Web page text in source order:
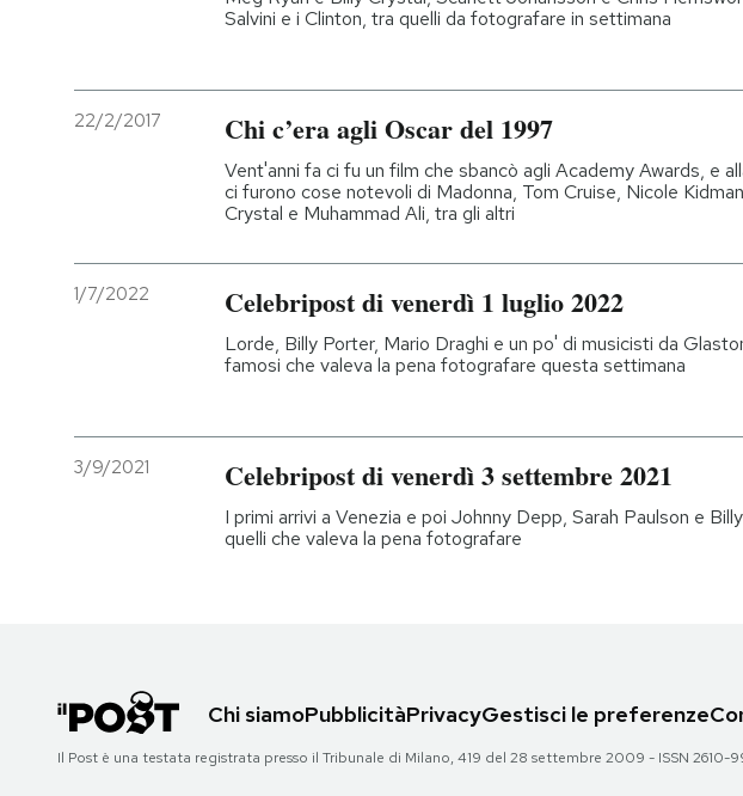
Salvini e i Clinton, tra quelli da fotografare in settimana
22/2/2017 Chi c’era agli Oscar del 1997
Vent'anni fa ci fu un film che sbancò agli Academy Awards, e
ci furono cose notevoli di Madonna, Tom Cruise, Nicole
Crystal e Muhammad Ali, tra gli altri
1/7/2022 Celebripost di venerdì 1 luglio 2022
Lorde, Billy Porter, Mario Draghi e un po' di musicisti da
famosi che valeva la pena fotografare questa settimana
3/9/2021 Celebripost di venerdì 3 settembre 2021
I primi arrivi a Venezia e poi Johnny Depp, Sarah Paulson e
quelli che valeva la pena fotografare
Chi siamoPubblicitàPrivacyGestisci le preferenze
Il Post è una testata registrata presso il Tribunale di Milano, 419 del 28 settembre 2009 - ISSN 2610-